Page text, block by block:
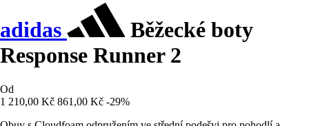
adidas
Běžecké boty
Response Runner 2
Od
1 210,00 Kč 861,00 Kč -29%